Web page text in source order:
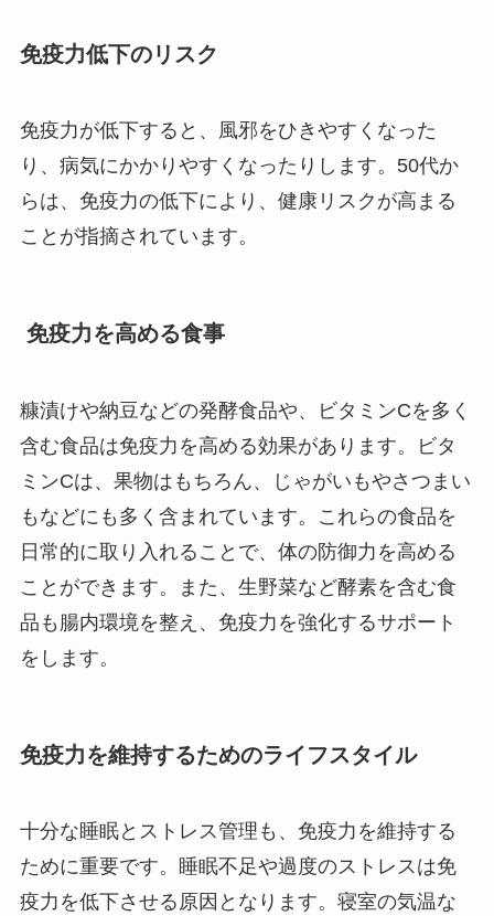
免疫力低下のリスク
免疫力が低下すると、風邪をひきやすくなった
り、病気にかかりやすくなったりします。50代か
らは、免疫力の低下により、健康リスクが高まる
ことが指摘されています。
免疫力を高める食事
糠漬けや納豆などの発酵食品や、ビタミンCを多く
含む食品は免疫力を高める効果があります。ビタ
ミンCは、果物はもちろん、じゃがいもやさつまい
もなどにも多く含まれています。これらの食品を
日常的に取り入れることで、体の防御力を高める
ことができます。また、生野菜など酵素を含む食
品も腸内環境を整え、免疫力を強化するサポート
をします。
免疫力を維持するためのライフスタイル
十分な睡眠とストレス管理も、免疫力を維持する
ために重要です。睡眠不足や過度のストレスは免
疫力を低下させる原因となります。寝室の気温な